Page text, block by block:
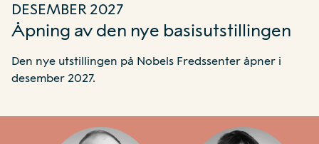
DESEMBER 2027
Åpning av den nye basisutstillingen
Den nye utstillingen på Nobels Fredssenter åpner i
desember 2027.